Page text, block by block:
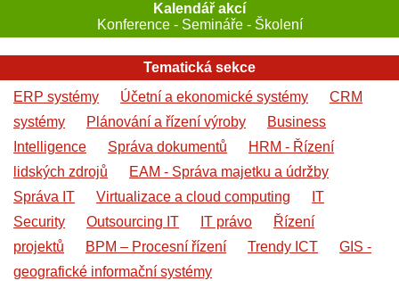
Kalendář akcí
Konference - Semináře - Školení
Tematická sekce
ERP systémy
Účetní a ekonomické systémy
CRM
systémy
Plánování a řízení výroby
Business
Intelligence
Správa dokumentů
HRM - Řízení
lidských zdrojů
EAM - Správa majetku a údržby
Správa IT
Virtualizace a cloud computing
IT
Security
Outsourcing IT IT právo
Řízení
projektů
BPM – Procesní řízení Trendy ICT
GIS -
geografické informační systémy